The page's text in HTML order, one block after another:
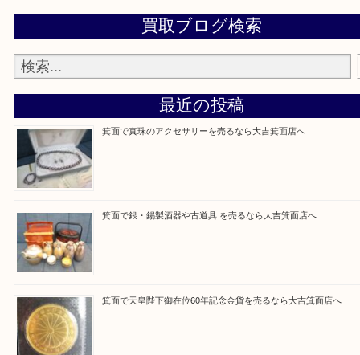
設定の中にあるネームタグからネームタグをスキャ
ていただき
当店の下記画面をスキャンしてください！